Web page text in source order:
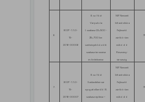
6.
IKOP-1.1.0-
15-
2016-00006
8. sz. főút
Várpalota
I. szakasz 23+900 -
29+700 km
szelvények közötti
szakasz tervezése
és kivitelezése
NIF Nemzeti
Infrastruktúra
Fejlesztő
zártkörűen
működő
Részvény-
társaság
7.
IKOP-1.1.0-
15-
2016-00007
8. sz. főút
Székesfehérvár
nyugati elkerülő III.
szakasz építése –
NIF Nemzeti
Infrastruktúra
Fejlesztő
zártkörűen
működő